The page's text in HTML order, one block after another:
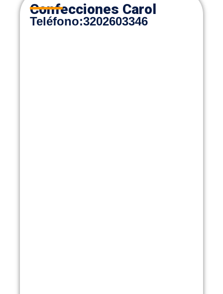
Confecciones Carol
Teléfono:3202603346